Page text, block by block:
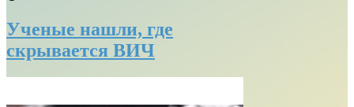
Ученые нашли, где
скрывается ВИЧ